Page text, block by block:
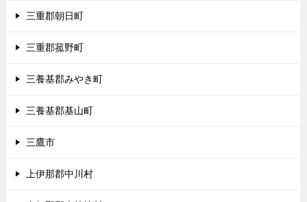
三重郡朝日町
三重郡菰野町
三養基郡みやき町
三養基郡基山町
三鷹市
上伊那郡中川村